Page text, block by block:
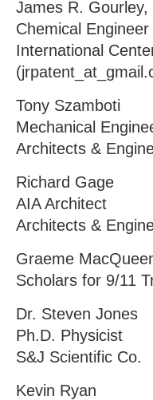
James R. Gourley,
Chemical Engineer
International
Tony Szamboti
Mechanical
Architects &
Richard Gage
AIA Architect
Architects &
Graeme
Scholars for 9/11
Dr. Steven Jones
Ph.D. Physicist
S&J Scientific Co.
Kevin Ryan